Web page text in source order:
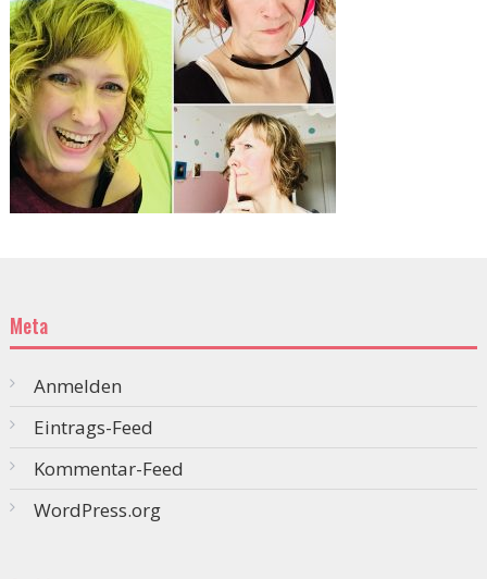
Meta
Anmelden
Eintrags-Feed
Kommentar-Feed
WordPress.org